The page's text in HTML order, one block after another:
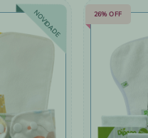
NOVIDADE 26% OFF